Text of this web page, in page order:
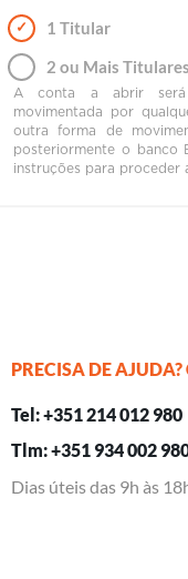
✓
1 Titular
2 ou Mais
A conta a abrir
movimentada por
outra forma de
posteriormente o banco
instruções para proceder
PRECISA DE
Tel: +351 214 012 980
Tlm: +351 934 002
Dias úteis das 9h às